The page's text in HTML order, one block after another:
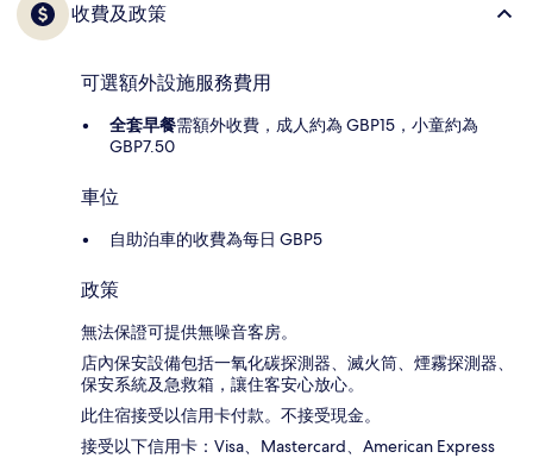
收費及政策
可選額外設施服務費用
全套早餐需額外收費，成人約為 GBP15，小童約為
GBP7.50
車位
自助泊車的收費為每日 GBP5
政策
無法保證可提供無噪音客房。
店內保安設備包括一氧化碳探測器、滅火筒、煙霧探測器、
保安系統及急救箱，讓住客安心放心。
此住宿接受以信用卡付款。不接受現金。
接受以下信用卡：Visa、Mastercard、American Express